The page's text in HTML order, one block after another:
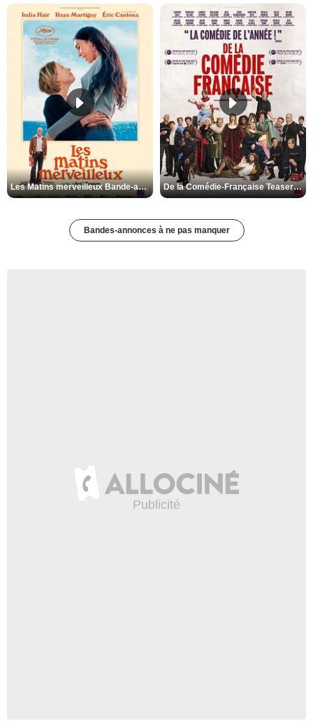
Les Matins merveilleux Bande-annonce VF De la Comédie-Française Teaser VF
Bandes-annonces à ne pas manquer